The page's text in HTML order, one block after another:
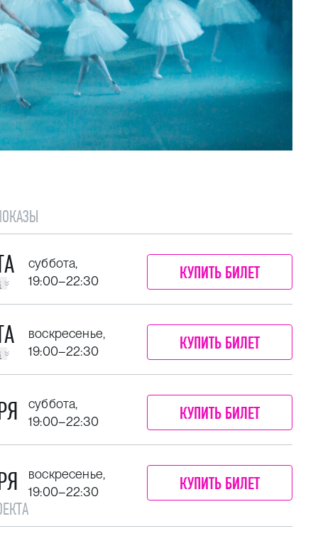
суббота,
19:00–22:30
КУПИТЬ БИЛЕТ
воскресенье,
19:00–22:30
КУПИТЬ БИЛЕТ
суббота,
19:00–22:30
КУПИТЬ БИЛЕТ
воскресенье,
19:00–22:30
КУПИТЬ БИЛЕТ